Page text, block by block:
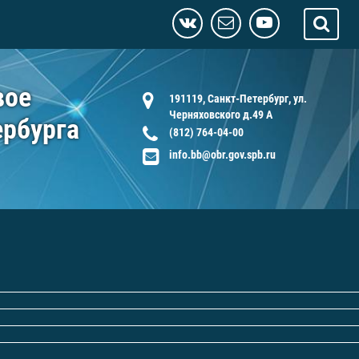
191119, Санкт-Петербург, ул.
Черняховского д.49 А
(812) 764-04-00
info.bb@obr.gov.spb.ru